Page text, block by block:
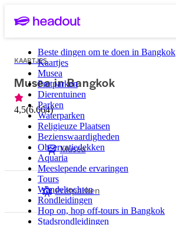
Beste dingen om te doen in Bangkok
Kaartjes
Musea
Pretparken
Dierentuinen
Parken
Waterparken
Religieuze Plaatsen
Bezienswaardigheden
Observatiedekken
Aquaria
Meeslepende ervaringen
Tours
Wandeltochten
Rondleidingen
Hop on, hop off-tours in Bangkok
Stadsrondleidingen
KAARTJES
Musea in Bangkok
4,5(6.664)
Musea
Pretparken